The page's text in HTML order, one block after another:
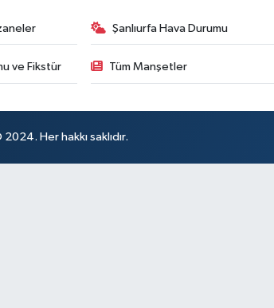
Şanlıurfa Hava Durumu
ve Fikstür Tüm Manşetler
Her hakkı saklıdır.